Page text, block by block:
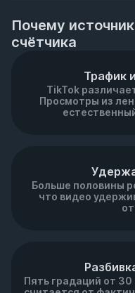
Почему
счётчика
Трафик
TikTok
Просмотры из
Больше половины
что видео
Пять градаций от